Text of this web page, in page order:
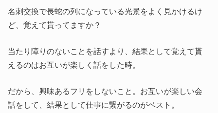
名刺交換で長蛇の列になっている光景をよく見かけるけ
ど、覚えて貰ってますか？
当たり障りのないことを話すより、結果として覚えて貰
えるのはお互いが楽しく話をした時。
だから、興味あるフリをしないこと。お互いが楽しい会
話をして、結果として仕事に繋がるのがベスト。